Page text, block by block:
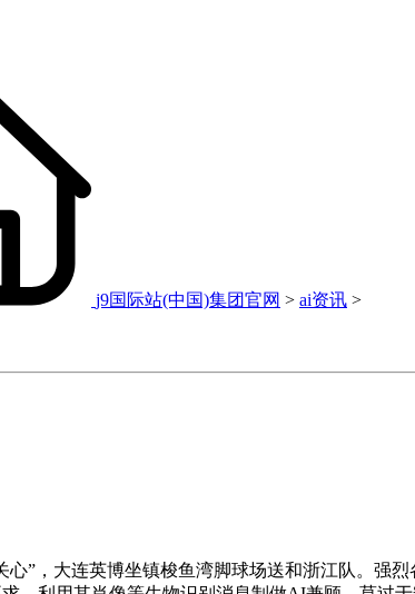
j9国际站(中国)集团官网 > ai资讯 >
，大连英博坐镇梭鱼湾脚球场送和浙江队。强烈